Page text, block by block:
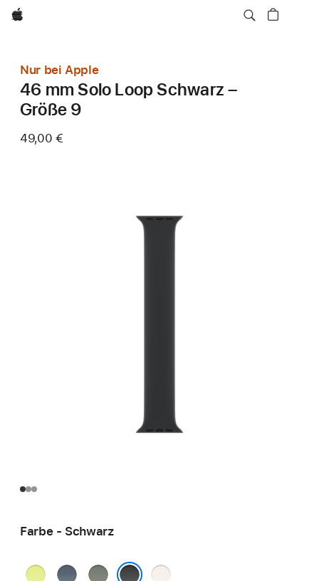
Apple
Nur bei Apple
46 mm Solo Loop Schwarz –
Größe 9
49,00 €
Farbe - Schwarz
NeongelbMaritimblau
Grüngrau Blassrosa